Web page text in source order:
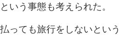
いう事態も考えられた。
っても旅行をしないとい